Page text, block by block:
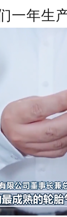
一年生